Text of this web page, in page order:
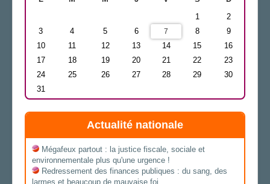
1
2
3
4 5 6 7 8
9
10
11 12 13 14 15
16
17
18 19 20 21 22
23
24
25 26 27 28 29
30
31
Actualité nationale
Mégafeux partout : la justice fiscale, sociale et
environnementale plus qu'une urgence !
Redressement des finances publiques : du sang, des
larmes et beaucoup de mauvaise foi